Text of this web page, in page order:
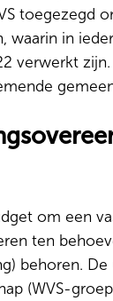
toegezegd
in
verwerkt zijn.
om een
ten
behoren. De
(WVS-